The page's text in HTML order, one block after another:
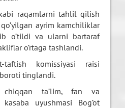
raqamlarni tahlil qilish
ayrim kamchiliklar
o’tildi va ularni bartaraf
o’rtaga tashlandi.
taftish komissiyasi raisi
tinglandi.
chiqqan ta’lim, fan va
uyushmasi Bog’ot